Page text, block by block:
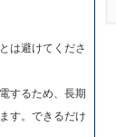
は避けてくださ
するため、長期
す。できるだけ